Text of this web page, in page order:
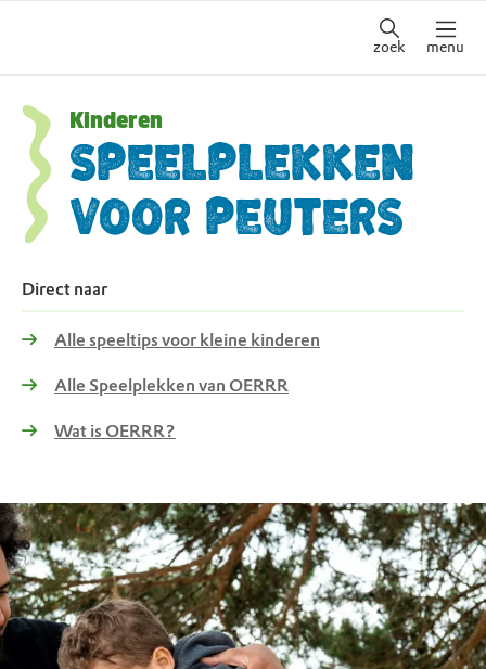
zoek menu
Kinderen
Speelplekken
voor peuters
Direct naar
Alle speeltips voor kleine kinderen
Alle Speelplekken van OERRR
Wat is OERRR?